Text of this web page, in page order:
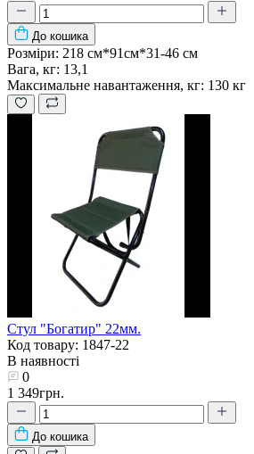
До кошика
Розміри: 218 см*91см*31-46 см
Вага, кг: 13,1
Максимальне навантаження, кг: 130 кг
Стул "Богатир" 22мм.
Код товару: 1847-22
В наявності
0
1 349грн.
До кошика